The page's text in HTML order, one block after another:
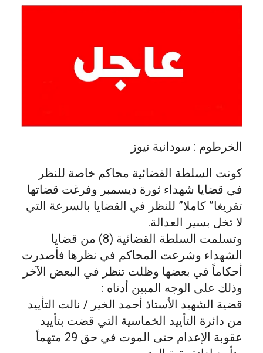
الخرطوم : سودانية نيوز
كونت السلطة القضائية محاكم خاصة للنظر
في قضايا شهداء ثورة ديسمبر وفرغت قضاتها
تفريغا” كاملا” للنظر في القضايا بالسرعة التي
لا تخل بسير العدالة.
وتسلمت السلطة القضائية (8) من قضايا
الشهداء وشرعت المحاكم في نظرها فأصدرت
أحكاماً في بعضها وظلت تنظر في البعض الآخر
وذلك على الوجه المبين أدناه :
قضية الشهيد الأستاذ أحمد الخير / نالت التأييد
من دائرة التأييد الخماسية التي قضت بتأييد
عقوبة الإعدام حتى الموت في حق 29 متهماً